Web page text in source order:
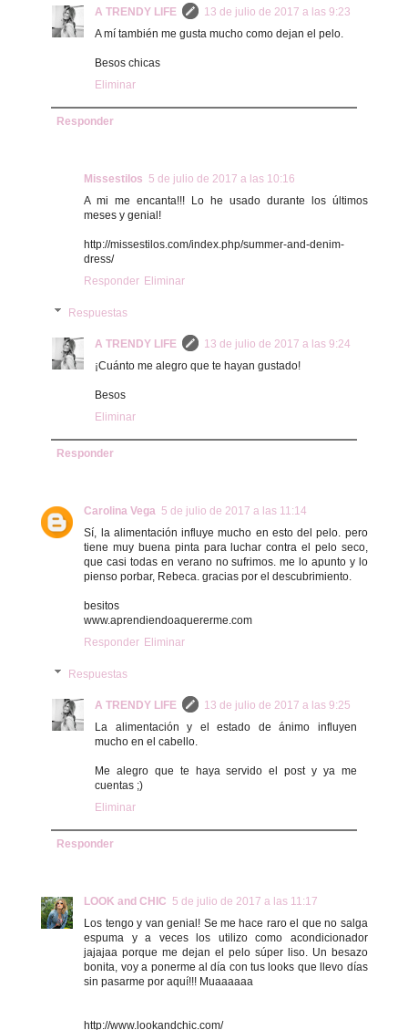
A TRENDY LIFE
13 de julio de 2017 a las 9:23
A mí también me gusta mucho como dejan el pelo.
Besos chicas
Eliminar
Responder
Missestilos 5 de julio de 2017 a las 10:16
A mi me encanta!!! Lo he usado durante los últimos
meses y genial!
http://missestilos.com/index.php/summer-and-denim-
dress/
Responder Eliminar
Respuestas
A TRENDY LIFE
13 de julio de 2017 a las 9:24
¡Cuánto me alegro que te hayan gustado!
Besos
Eliminar
Responder
Carolina Vega 5 de julio de 2017 a las 11:14
Sí, la alimentación influye mucho en esto del pelo. pero
tiene muy buena pinta para luchar contra el pelo seco,
que casi todas en verano no sufrimos. me lo apunto y lo
pienso porbar, Rebeca. gracias por el descubrimiento.
besitos
www.aprendiendoaquererme.com
Responder Eliminar
Respuestas
A TRENDY LIFE
13 de julio de 2017 a las 9:25
La alimentación y el estado de ánimo influyen
mucho en el cabello.
Me alegro que te haya servido el post y ya me
cuentas ;)
Eliminar
Responder
LOOK and CHIC 5 de julio de 2017 a las 11:17
Los tengo y van genial! Se me hace raro el que no salga
espuma y a veces los utilizo como acondicionador
jajajaa porque me dejan el pelo súper liso. Un besazo
bonita, voy a ponerme al día con tus looks que llevo días
sin pasarme por aquí!!! Muaaaaaa
http://www.lookandchic.com/